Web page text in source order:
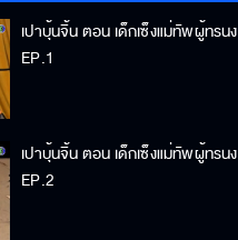
เปาบุ้นจิ้น ตอน เด็กเซ็งแม่ทัพผู้ทรนง
EP.1
เปาบุ้นจิ้น ตอน เด็กเซ็งแม่ทัพผู้ทรนง
EP.2